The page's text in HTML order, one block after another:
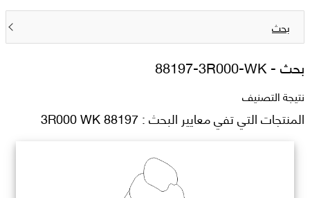
بحث
بحث -88197-3R000-WK
نتيجة التصنيف
المنتجات التي تفي معايير البحث : 88197 3R000 WK